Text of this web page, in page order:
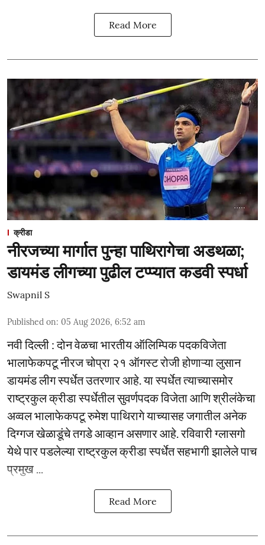
Read More
क्रीडा
नीरजच्या मार्गात पुन्हा पाथिरागेचा अडथळा;
डायमंड लीगच्या पुढील टप्प्यात कडवी स्पर्धा
Swapnil S
Published on: 05 Aug 2026, 6:52 am
नवी दिल्ली : दोन वेळचा भारतीय ऑलिम्पिक पदकविजेता
भालाफेकपटू नीरज चोप्रा २१ ऑगस्ट रोजी होणाऱ्या लुसान
डायमंड लीग स्पर्धेत उतरणार आहे. या स्पर्धेत त्याच्यासमोर
राष्ट्रकुल क्रीडा स्पर्धेतील सुवर्णपदक विजेता आणि श्रीलंकेचा
अव्वल भालाफेकपटू रुमेश पाथिरागे याच्यासह जगातील अनेक
दिग्गज खेळाडूंचे तगडे आव्हान असणार आहे. रविवारी ग्लासगो
येथे पार पडलेल्या राष्ट्रकुल क्रीडा स्पर्धेत सहभागी झालेले पाच
प्रमुख ...
Read More